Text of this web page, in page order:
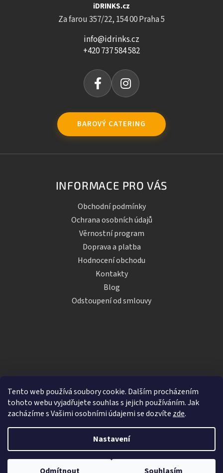
Tento web používá soubory cookie. Dalším procházením
tohoto webu vyjadřujete souhlas s jejich používáním. Jak
zacházíme s Vašimi osobními údajemi se dozvíte zde.
Nastavení
iDRINKS.cz
Za farou 357/22, 154 00 Praha 5
info@idrinks.cz
+420 737 584 582
BAROVÝ CATERING
INFORMACE PRO VÁS
Obchodní podmínky
Ochrana osobních údajů
Věrnostní program
Doprava a platba
Hodnocení obchodu
Kontakty
Blog
Odstoupení od smlouvy
Vytvořil Shoptet
iDRINKS.cz. Všechna práva vyhrazena.